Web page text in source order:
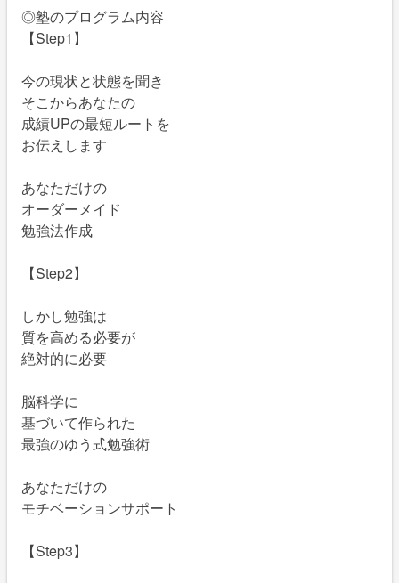
◎塾のプログラム内容
【Step1】
今の現状と状態を聞き
そこからあなたの
成績UPの最短ルートを
お伝えします
あなただけの
オーダーメイド
勉強法作成
【Step2】
しかし勉強は
質を高める必要が
絶対的に必要
脳科学に
基づいて作られた
最強のゆう式勉強術
あなただけの
モチベーションサポート
【Step3】